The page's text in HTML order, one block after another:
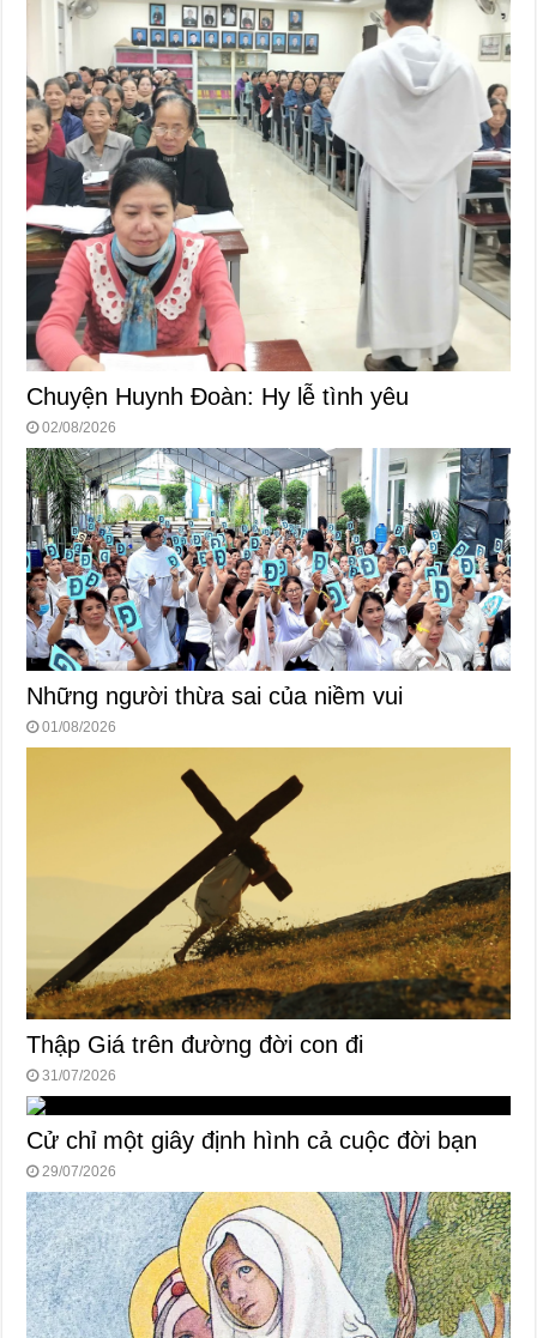
Chuyện Huynh Đoàn: Hy lễ tình yêu
02/08/2026
Những người thừa sai của niềm vui
01/08/2026
Thập Giá trên đường đời con đi
31/07/2026
Cử chỉ một giây định hình cả cuộc đời bạn
29/07/2026